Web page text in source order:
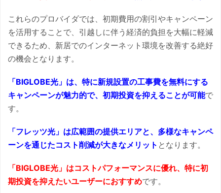
これらのプロバイダでは、初期費用の割引やキャンペーン
を活用することで、引越しに伴う経済的負担を大幅に軽減
できるため、新居でのインターネット環境を改善する絶好
の機会となります。
「BIGLOBE光」は、特に新規設置の工事費を無料にする
キャンペーンが魅力的で、初期投資を抑えることが可能で
す。
「フレッツ光」は広範囲の提供エリアと、多様なキャンペ
ーンを通じたコスト削減が大きなメリット となります。
「BIGLOBE光」はコストパフォーマンスに優れ、特に初
期投資を抑えたいユーザーにおすすめです。